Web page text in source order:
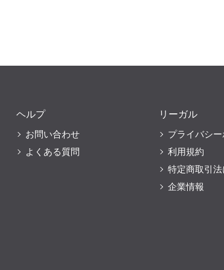
ヘルプ
お問い合わせ
よくある質問
リーガル
プライバシ
利用規約
特定商取引
企業情報